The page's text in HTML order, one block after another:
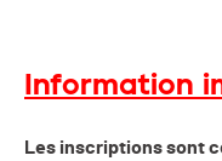
Information
Les inscriptions sont